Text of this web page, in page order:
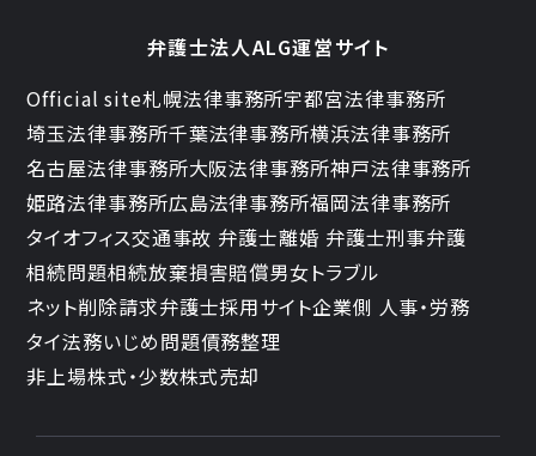
弁護士法人ALG運営サイト
Official site札幌法律事務所宇都宮法律事務所
埼玉法律事務所千葉法律事務所横浜法律事務所
名古屋法律事務所大阪法律事務所神戸法律事務所
姫路法律事務所広島法律事務所福岡法律事務所
タイオフィス交通事故 弁護士離婚 弁護士刑事弁護
相続問題相続放棄損害賠償男女トラブル
ネット削除請求弁護士採用サイト企業側 人事・労務
タイ法務いじめ問題債務整理
非上場株式・少数株式売却